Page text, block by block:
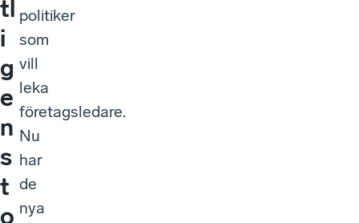
tl
i
g
e
n
s
t
o
politiker
som
vill
leka
företagsledare.
Nu
har
de
nya